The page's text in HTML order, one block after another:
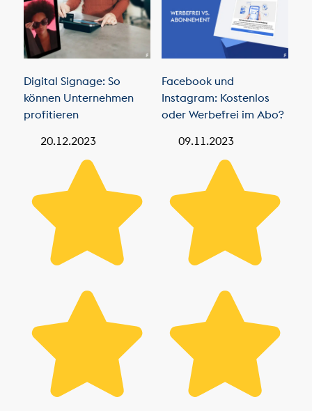
Digital Signage: So
können Unternehmen
profitieren
20.12.2023
Facebook und
Instagram: Kostenlos
oder Werbefrei im Abo?
09.11.2023